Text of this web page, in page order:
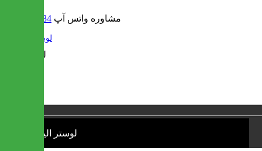
09302308484 مشاوره واتس آپ
لوستر